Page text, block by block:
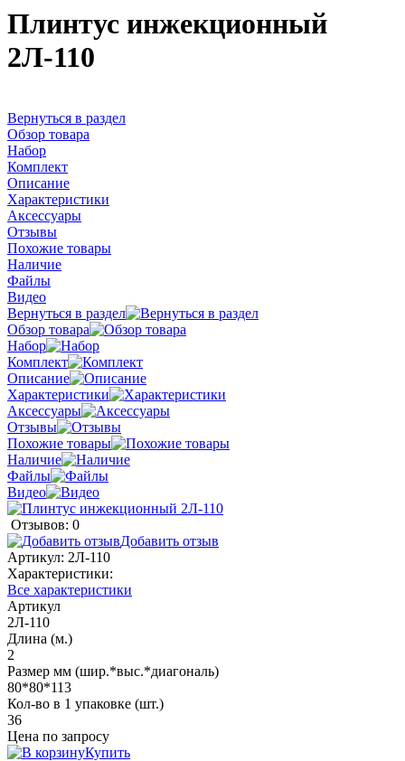
Плинтус инжекционный
2Л-110
Вернуться в раздел
Обзор товара
Набор
Комплект
Описание
Характеристики
Аксессуары
Отзывы
Похожие товары
Наличие
Файлы
Видео
Вернуться в раздел
Обзор товара
Набор
Комплект
Описание
Характеристики
Аксессуары
Отзывы
Похожие товары
Наличие
Файлы
Видео
Отзывов: 0
Добавить отзыв
Артикул: 2Л-110
Характеристики:
Все характеристики
Артикул
2Л-110
Длина (м.)
2
Размер мм (шир.*выс.*диагональ)
80*80*113
Кол-во в 1 упаковке (шт.)
36
Цена по запросу
Купить